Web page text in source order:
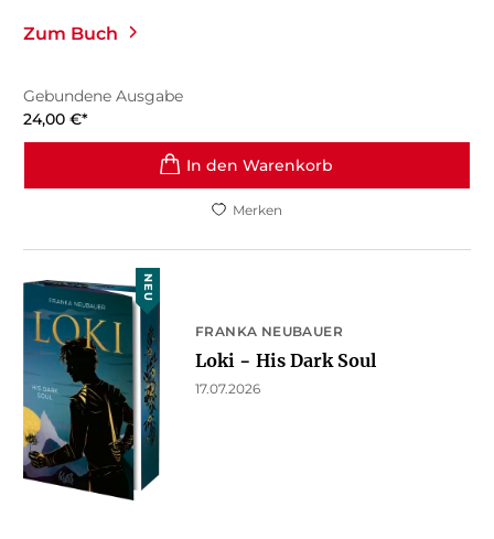
Zum Buch
Gebundene Ausgabe
24,00 €*
In den Warenkorb
Merken
NEU
FRANKA NEUBAUER
Loki − His Dark Soul
17.07.2026